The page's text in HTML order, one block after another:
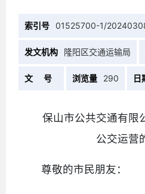
索引号 01525700-1/
发文机构 隆阳区交通运输局
文 号 浏览量 290 日
保山市公共交通有限
公交运营
尊敬的市民朋友：